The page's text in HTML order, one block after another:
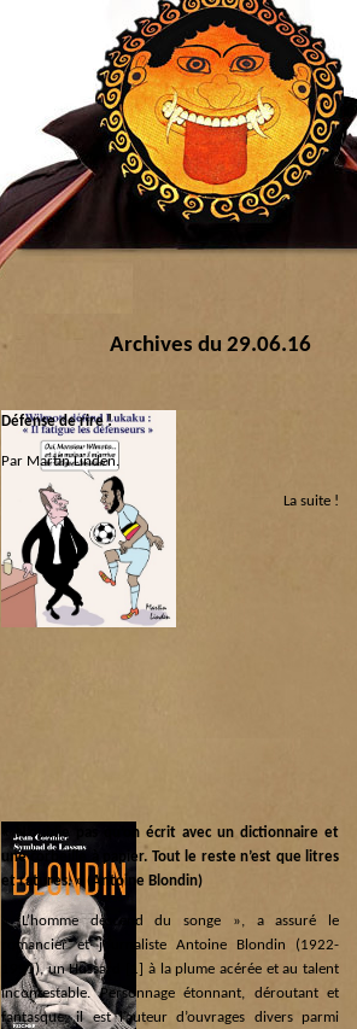
Archives du 29.06.16
Défense de rire !
Par Martin Linden.
Catégorie :
Panem et circenses
La suite !
« N’oublie pas qu’on écrit avec un dictionnaire et
une corbeille à papier. Tout le reste n’est que litres
et ratures. » (Antoine Blondin)
« L’homme descend du songe », a assuré le
romancier et journaliste Antoine Blondin (1922-
1991), un Hussard [1] à la plume acérée et au talent
incontestable. Personnage étonnant, déroutant et
fantasque, il est l’auteur d’ouvrages divers parmi